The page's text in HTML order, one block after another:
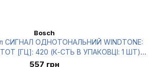
Bosch
СИГНАЛ ОДНОТОНАЛЬНИЙ WINDTONE:
[ГЦ]: 420 (К-СТЬ В УПАКОВЦІ: 1 ШТ)
Bosch 0 986 AH0 501
557 грн